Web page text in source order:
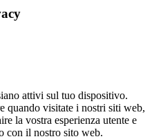
attivi sul tuo dispositivo.
quando visitate i nostri siti web,
la vostra esperienza utente e
con il nostro sito web.